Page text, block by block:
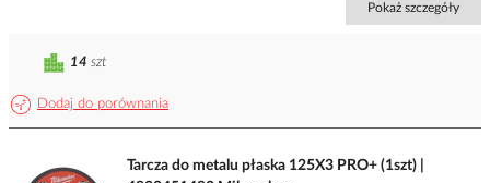
Pokaż szczegóły
Dodaj do porównania
14 szt
Tarcza do metalu płaska 125X3 PRO+ (1szt) |